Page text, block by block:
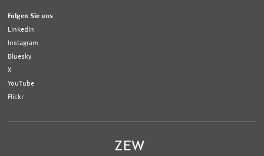
Folgen Sie uns
LinkedIn
Instagram
Bluesky
X
YouTube
Flickr